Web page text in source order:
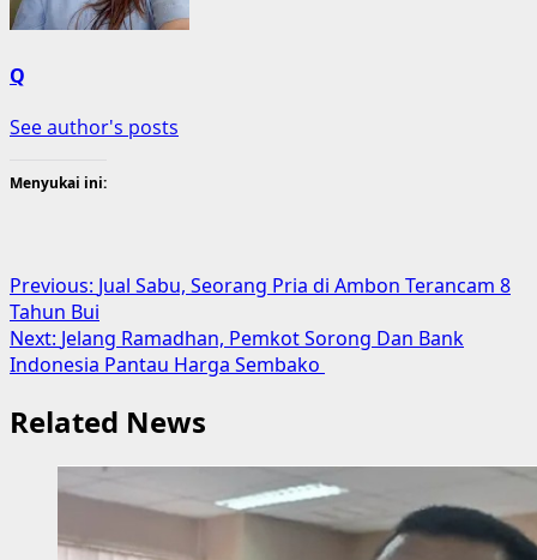
Q
See author's posts
Menyukai ini:
Post
navigation
Previous: Jual Sabu, Seorang Pria di Ambon Terancam 8
Tahun Bui
Next: Jelang Ramadhan, Pemkot Sorong Dan Bank
Indonesia Pantau Harga Sembako
Related News